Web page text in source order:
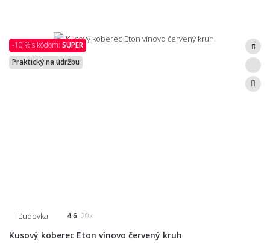
-10 % s kódom: SUPER
Praktický na údržbu
Ľudovka 4.6 20x
Kusový koberec Eton vínovo červený kruh